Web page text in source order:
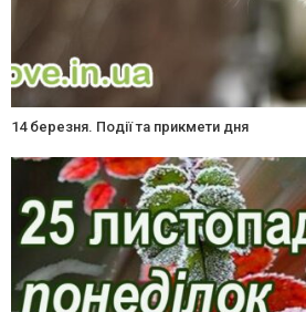
14 березня. Події та прикмети дня